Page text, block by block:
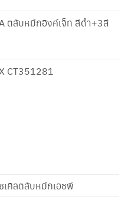
ตลับหมึกอิงค์เจ็ท สีดำ+3สี
CT351281
เคิลตลับหมึกเอชพี